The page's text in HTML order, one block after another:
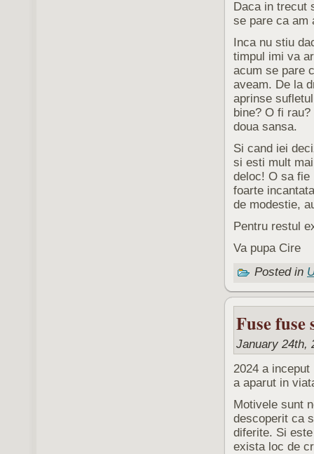
Daca in trecut
se pare ca am
Inca nu stiu
timpul imi va
acum se pare
aveam. De la
aprinse
bine? O fi
doua sansa.
Si cand iei
si esti mult
deloc! O sa fie
foarte
de modestie,
Pentru restul
Va pupa Cire
Posted in
Fuse fuse
January 24th,
2024 a
a aparut in
Motivele sunt
descoperit ca
diferite. Si
exista loc de